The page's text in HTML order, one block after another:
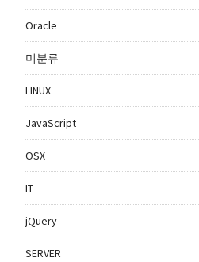
Oracle
미분류
LINUX
JavaScript
OSX
IT
jQuery
SERVER